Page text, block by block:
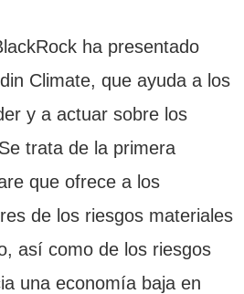
ha presentado
Climate, que ayuda a los
y a actuar sobre los
trata de la primera
que ofrece a los
de los riesgos materiales
así como de los riesgos
una economía baja en